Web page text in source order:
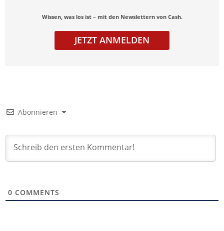
Wissen, was los ist – mit den Newslettern von Cash.
JETZT ANMELDEN
Abonnieren
0 COMMENTS